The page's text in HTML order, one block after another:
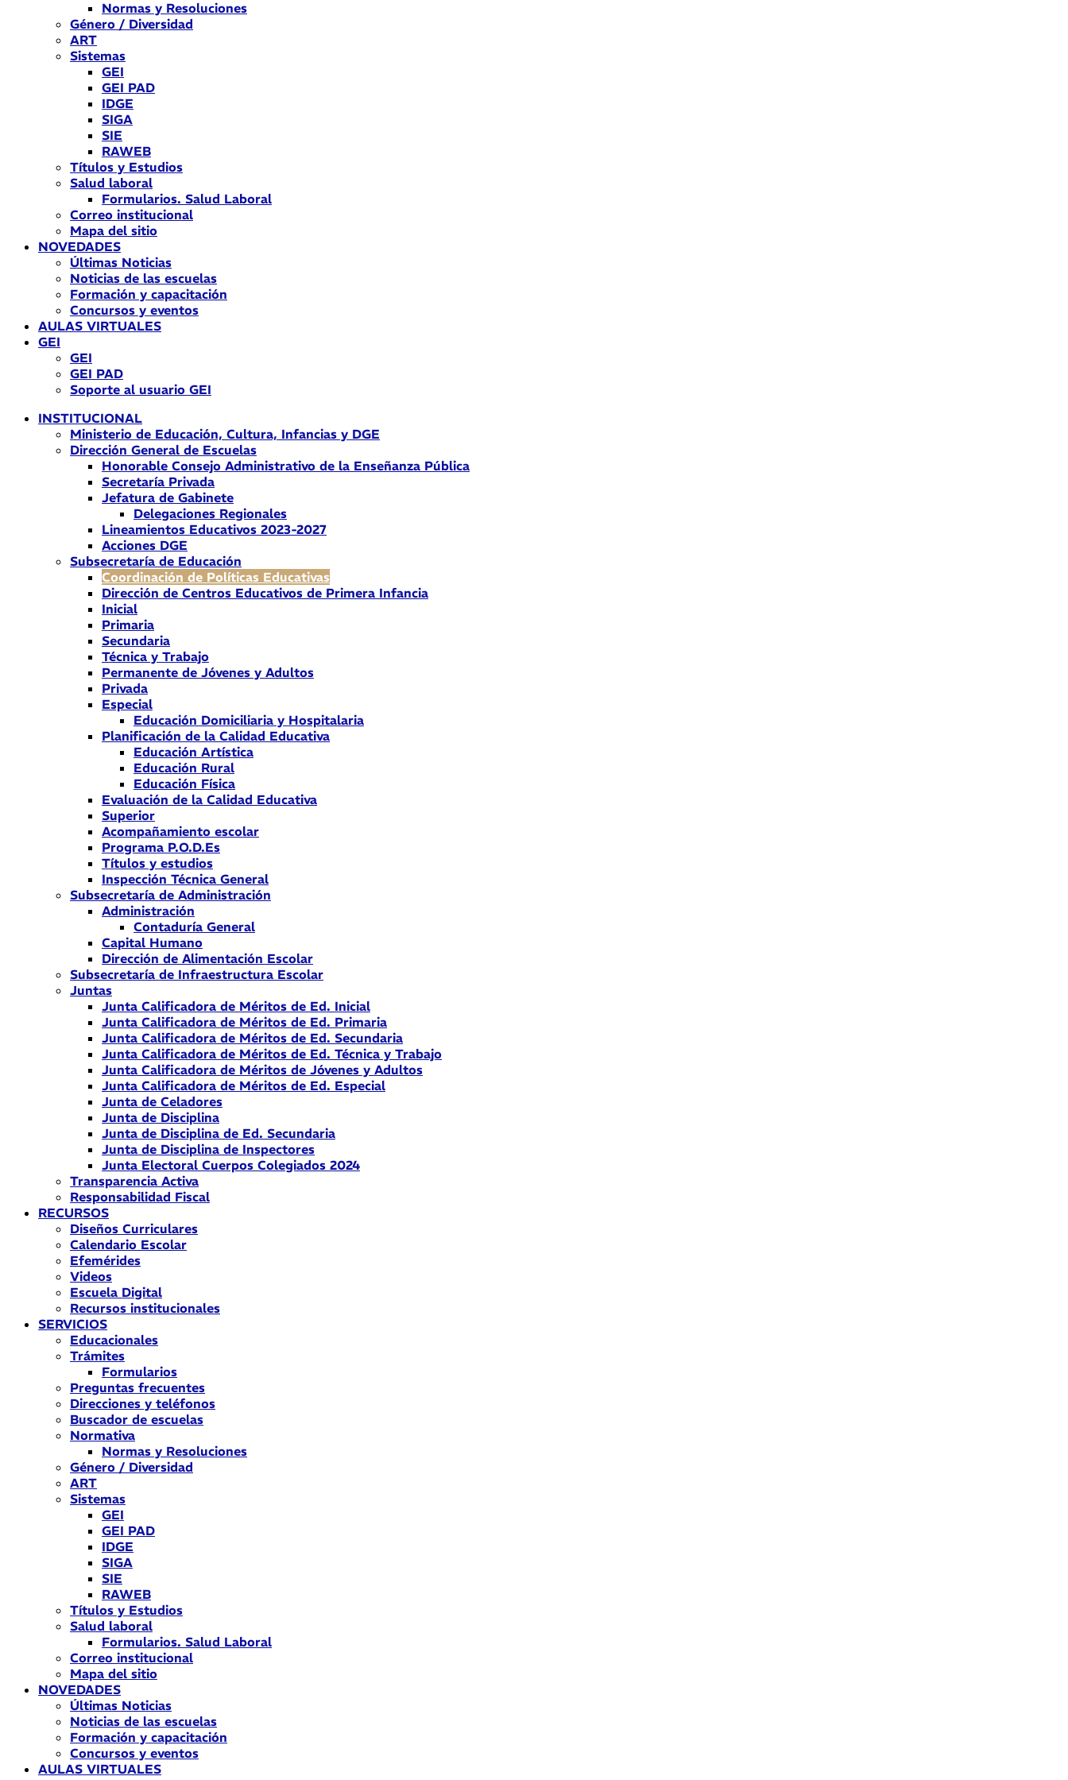
Normas y Resoluciones
Género / Diversidad
ART
Sistemas
GEI
GEI PAD
IDGE
SIGA
SIE
RAWEB
Títulos y Estudios
Salud laboral
Formularios. Salud Laboral
Correo institucional
Mapa del sitio
NOVEDADES
Últimas Noticias
Noticias de las escuelas
Formación y capacitación
Concursos y eventos
AULAS VIRTUALES
GEI
GEI
GEI PAD
Soporte al usuario GEI
INSTITUCIONAL
Ministerio de Educación, Cultura, Infancias y DGE
Dirección General de Escuelas
Honorable Consejo Administrativo de la Enseñanza Pública
Secretaría Privada
Jefatura de Gabinete
Delegaciones Regionales
Lineamientos Educativos 2023-2027
Acciones DGE
Subsecretaría de Educación
Coordinación de Políticas Educativas
Dirección de Centros Educativos de Primera Infancia
Inicial
Primaria
Secundaria
Técnica y Trabajo
Permanente de Jóvenes y Adultos
Privada
Especial
Educación Domiciliaria y Hospitalaria
Planificación de la Calidad Educativa
Educación Artística
Educación Rural
Educación Física
Evaluación de la Calidad Educativa
Superior
Acompañamiento escolar
Programa P.O.D.Es
Títulos y estudios
Inspección Técnica General
Subsecretaría de Administración
Administración
Contaduría General
Capital Humano
Dirección de Alimentación Escolar
Subsecretaría de Infraestructura Escolar
Juntas
Junta Calificadora de Méritos de Ed. Inicial
Junta Calificadora de Méritos de Ed. Primaria
Junta Calificadora de Méritos de Ed. Secundaria
Junta Calificadora de Méritos de Ed. Técnica y Trabajo
Junta Calificadora de Méritos de Jóvenes y Adultos
Junta Calificadora de Méritos de Ed. Especial
Junta de Celadores
Junta de Disciplina
Junta de Disciplina de Ed. Secundaria
Junta de Disciplina de Inspectores
Junta Electoral Cuerpos Colegiados 2024
Transparencia Activa
Responsabilidad Fiscal
RECURSOS
Diseños Curriculares
Calendario Escolar
Efemérides
Videos
Escuela Digital
Recursos institucionales
SERVICIOS
Educacionales
Trámites
Formularios
Preguntas frecuentes
Direcciones y teléfonos
Buscador de escuelas
Normativa
Normas y Resoluciones
Género / Diversidad
ART
Sistemas
GEI
GEI PAD
IDGE
SIGA
SIE
RAWEB
Títulos y Estudios
Salud laboral
Formularios. Salud Laboral
Correo institucional
Mapa del sitio
NOVEDADES
Últimas Noticias
Noticias de las escuelas
Formación y capacitación
Concursos y eventos
AULAS VIRTUALES